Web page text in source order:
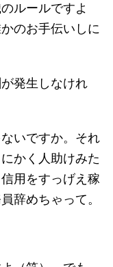
ルールですよ
のお手伝いしに
発生しなけれ
いですか。それ
かく人助けみた
用をすっげえ稼
辞めちゃって。